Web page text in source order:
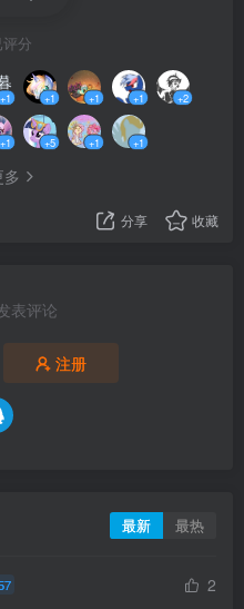
34398796）
评分
+1 +1 +1 +1 +2
+1 +5 +1 +1
分享 收藏
表评论
注册
最新 最热
2